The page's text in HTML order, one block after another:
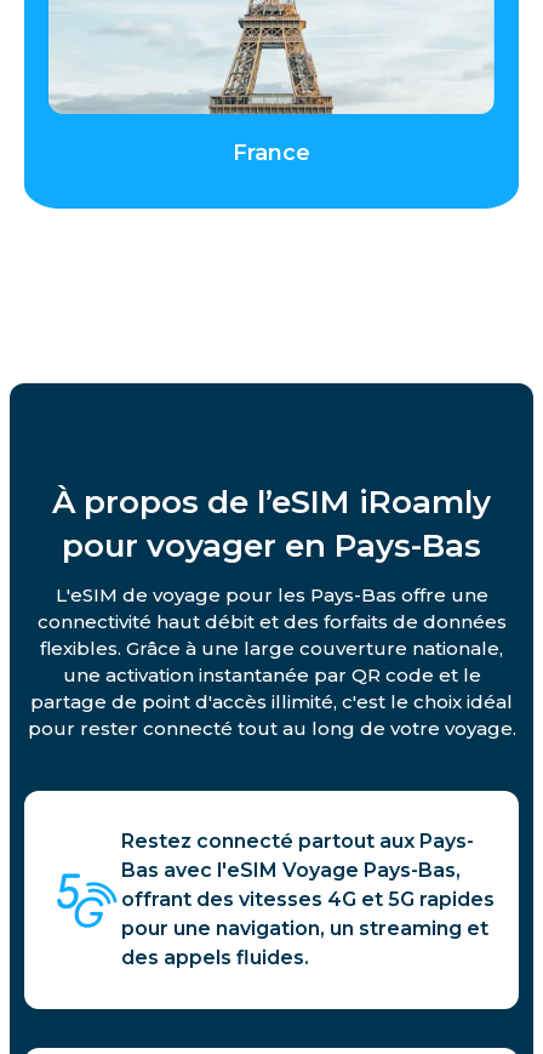
France
À propos de l’eSIM iRoamly
pour voyager en Pays-Bas
L'eSIM de voyage pour les Pays-Bas offre une
connectivité haut débit et des forfaits de données
flexibles. Grâce à une large couverture nationale,
une activation instantanée par QR code et le
partage de point d'accès illimité, c'est le choix idéal
pour rester connecté tout au long de votre voyage.
Restez connecté partout aux Pays-
Bas avec l'eSIM Voyage Pays-Bas,
offrant des vitesses 4G et 5G rapides
pour une navigation, un streaming et
des appels fluides.